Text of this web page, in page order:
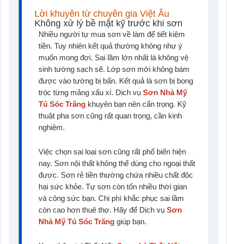
Lời khuyên từ chuyên gia Việt Âu
Không xử lý bề mặt kỹ trước khi sơn
Nhiều người tự mua sơn về làm để tiết kiệm
tiền. Tuy nhiên kết quả thường không như ý
muốn mong đợi. Sai lầm lớn nhất là không vệ
sinh tường sạch sẽ. Lớp sơn mới không bám
được vào tường bị bẩn. Kết quả là sơn bị bong
tróc từng mảng xấu xí. Dịch vụ Sơn Nhà Mỹ
Tú Sóc Trăng khuyên bạn nên cẩn trọng. Kỹ
thuật pha sơn cũng rất quan trọng, cần kinh
nghiệm.
Việc chọn sai loại sơn cũng rất phổ biến hiện
nay. Sơn nội thất không thể dùng cho ngoại thất
được. Sơn rẻ tiền thường chứa nhiều chất độc
hại sức khỏe. Tự sơn còn tốn nhiều thời gian
và công sức bạn. Chi phí khắc phục sai lầm
còn cao hơn thuê thợ. Hãy để Dịch vụ Sơn
Nhà Mỹ Tú Sóc Trăng giúp bạn.